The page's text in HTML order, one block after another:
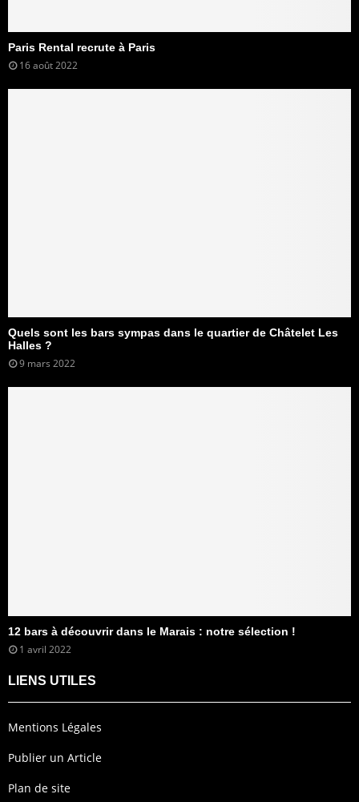
Paris Rental recrute à Paris
16 août 2022
Quels sont les bars sympas dans le quartier de Châtelet Les
Halles ?
9 mars 2022
12 bars à découvrir dans le Marais : notre sélection !
1 avril 2022
LIENS UTILES
Mentions Légales
Publier un Article
Plan de site